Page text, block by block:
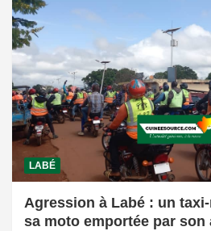
LABÉ
Agression à Labé : un
sa moto emportée par son